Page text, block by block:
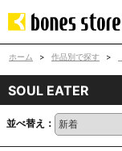
ホーム > 作品別で探す >
SOUL EATER
並べ替え：